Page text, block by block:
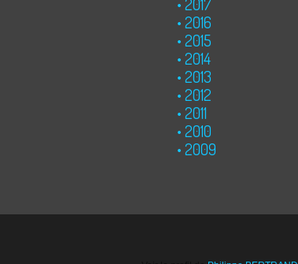
2016
2015
2014
2013
2012
2011
2010
2009